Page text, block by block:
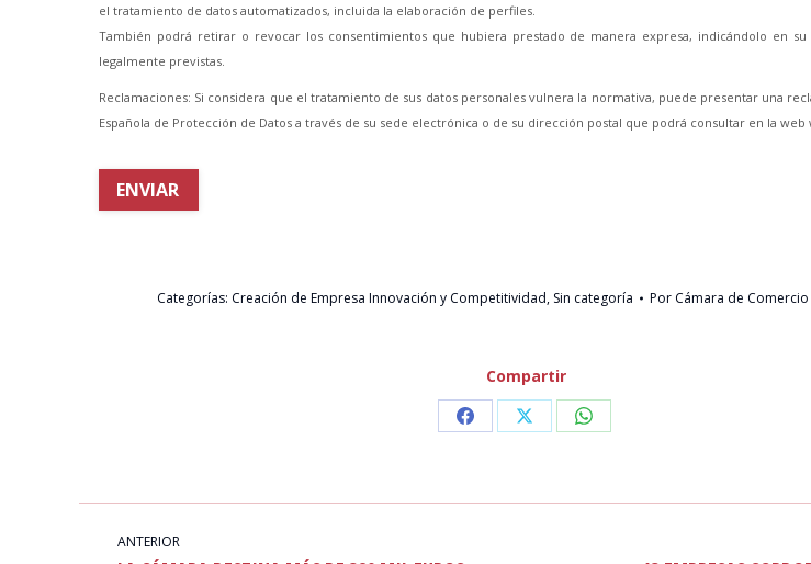
el tratamiento de datos automatizados, incluida la elaboración de perfiles.
También podrá retirar o revocar los consentimientos que hubiera prestado de manera expresa, indicándolo en
legalmente previstas.
Reclamaciones: Si considera que el tratamiento de sus datos personales vulnera la normativa, puede presentar una
Española de Protección de Datos a través de su sede electrónica o de su dirección postal que podrá consultar en la web
Categorías: Creación de Empresa Innovación y Competitividad, Sin categoría Por Cámara de Comercio
Compartir
Share
Facebook
Share
X
Share
WhatsApp
ENTRE
ANTERIOR